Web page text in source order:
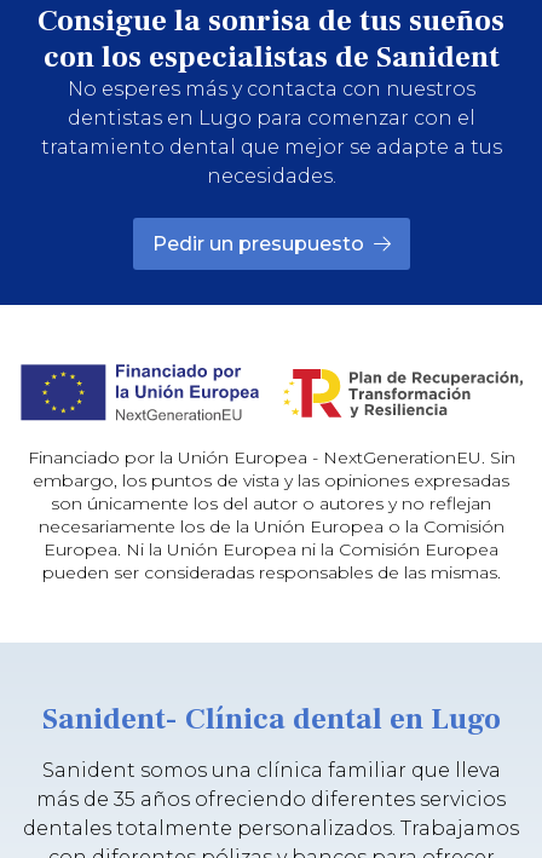
Consigue la sonrisa de tus sueños
con los especialistas de Sanident
No esperes más y contacta con nuestros
dentistas en Lugo para comenzar con el
tratamiento dental que mejor se adapte a tus
necesidades.
Pedir un presupuesto
Financiado por la Unión Europea - NextGenerationEU. Sin
embargo, los puntos de vista y las opiniones expresadas
son únicamente los del autor o autores y no reflejan
necesariamente los de la Unión Europea o la Comisión
Europea. Ni la Unión Europea ni la Comisión Europea
pueden ser consideradas responsables de las mismas.
Sanident- Clínica dental en Lugo
Sanident somos una clínica familiar que lleva
más de 35 años ofreciendo diferentes servicios
dentales totalmente personalizados. Trabajamos